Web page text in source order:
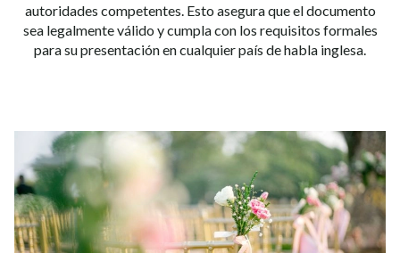
autoridades competentes. Esto asegura que el documento
sea legalmente válido y cumpla con los requisitos formales
para su presentación en cualquier país de habla inglesa.